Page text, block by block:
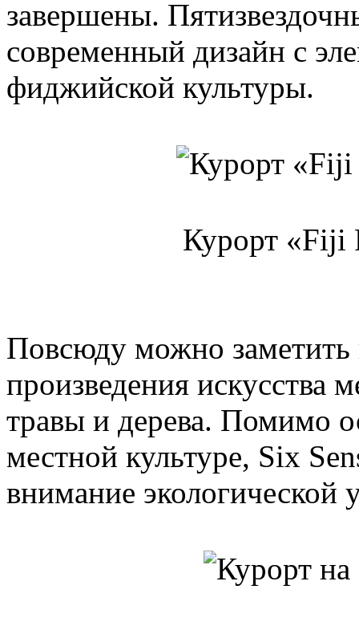
завершены.
современный дизайн с
фиджийской культуры.
Курорт «Fiji
Повсюду можно заметить
произведения
травы и дерева. Помимо
местной культуре, Six
внимание экологической